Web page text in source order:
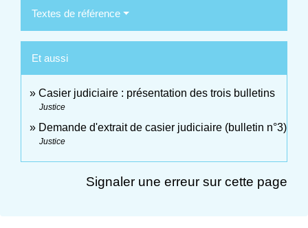
Textes de référence
Et aussi
Casier judiciaire : présentation des trois bulletins
Justice
Demande d'extrait de casier judiciaire (bulletin n°3)
Justice
Signaler une erreur sur cette page